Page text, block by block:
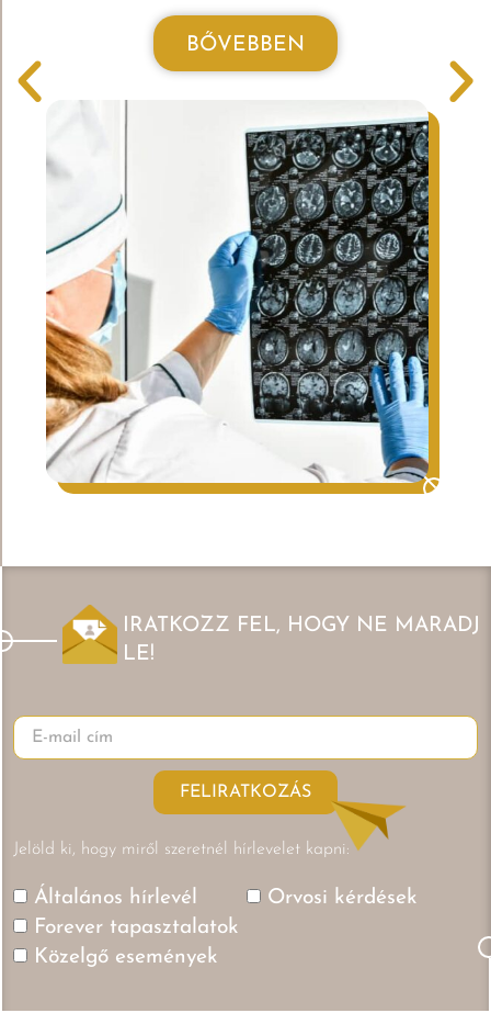
BŐVEBBEN
IRATKOZZ FEL, HOGY NE MARADJ
LE!
FELIRATKOZÁS
Jelöld ki, hogy miről szeretnél hírlevelet kapni:
Általános hírlevél
Orvosi kérdések
Forever tapasztalatok
Közelgő események